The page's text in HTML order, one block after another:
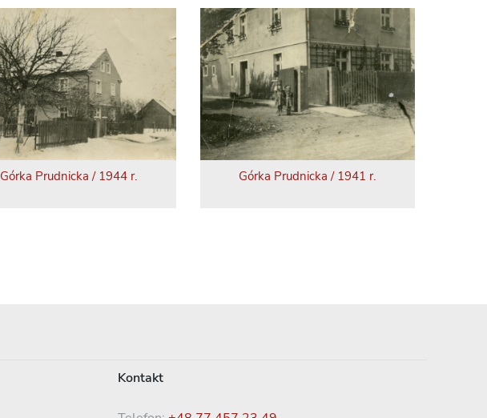
Górka Prudnicka / 1944 r. Górka Prudnicka / 1941 r.
Kontakt